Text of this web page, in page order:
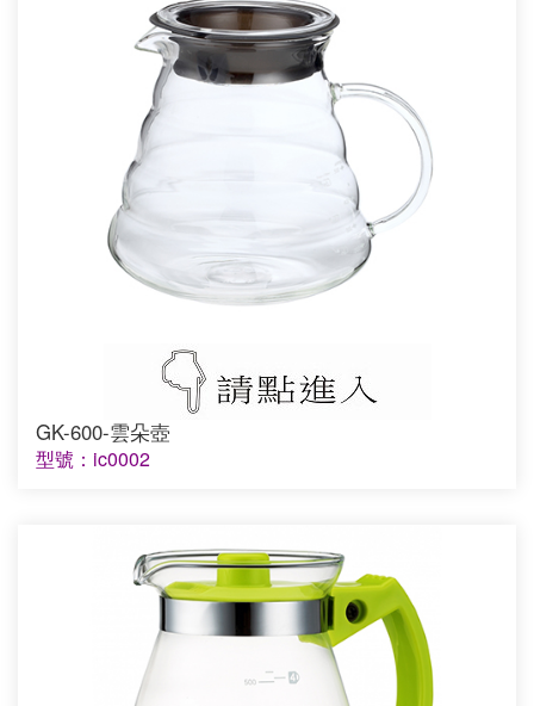
GK-600-雲朵壺
型號：ic0002